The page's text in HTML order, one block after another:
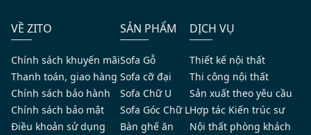
VỀ ZITO
Chính sách khuyến mãi
Thanh toán, giao hàng
Chính sách bảo hành
Chính sách bảo mật
Điều khoản sử dụng
SẢN PHẨM
Sofa Gỗ
Sofa cỡ đại
Sofa Chữ U
Sofa Góc Chữ L
Bàn ghế ăn
DỊCH VỤ
Thiết kế nội thất
Thi công nội thất
Sản xuất theo yêu cầu
Hợp tác Kiến trúc sư
Nội thất phòng khách